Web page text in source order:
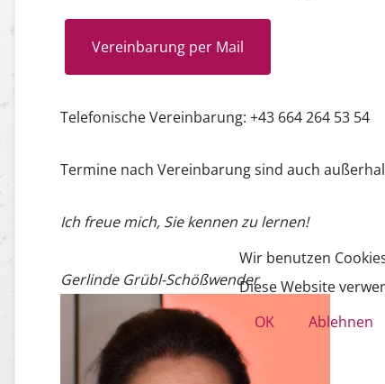
Vereinbarung per Mail
Telefonische Vereinbarung: +43 664 264 53 54
Termine nach Vereinbarung sind auch
Ich freue mich, Sie kennen zu lernen!
Gerlinde Grübl-Schößwender
Wir benutzen
Diese Website
OK
Ablehnen